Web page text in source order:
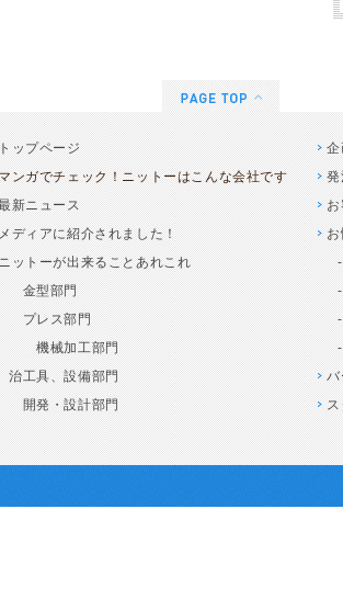
ップページ
ンガでチェック！ニットーはこんな会社です
新ニュース
ディアに紹介されました！
ットーが出来ることあれこれ
金型部門
プレス部門
機械加工部門
治工具、設備部門
開発・設計部門
企
発
お
お
バ
ス